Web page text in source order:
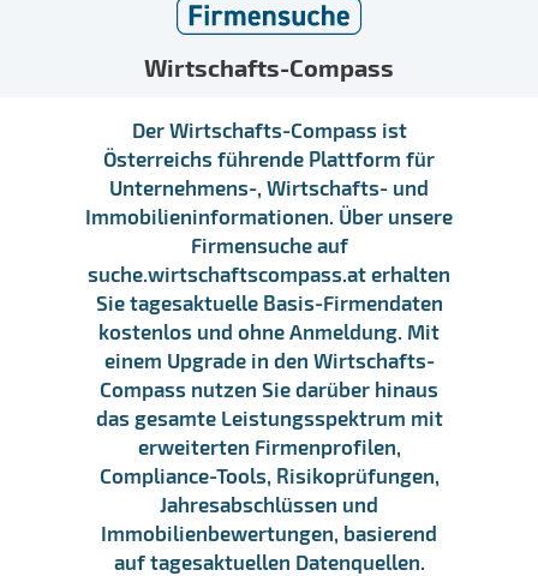
Wirtschafts-Compass
Der Wirtschafts-Compass ist
Österreichs führende Plattform für
Unternehmens-, Wirtschafts- und
Immobilieninformationen. Über unsere
Firmensuche auf
suche.wirtschaftscompass.at erhalten
Sie tagesaktuelle Basis-Firmendaten
kostenlos und ohne Anmeldung. Mit
einem Upgrade in den Wirtschafts-
Compass nutzen Sie darüber hinaus
das gesamte Leistungsspektrum mit
erweiterten Firmenprofilen,
Compliance-Tools, Risikoprüfungen,
Jahresabschlüssen und
Immobilienbewertungen, basierend
auf tagesaktuellen Datenquellen.